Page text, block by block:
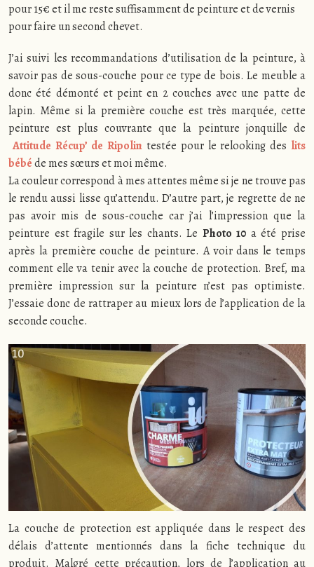
pour 15€ et il me reste suffisamment de peinture et de vernis
pour faire un second chevet.
J’ai suivi les recommandations d’utilisation de la peinture, à
savoir pas de sous-couche pour ce type de bois. Le meuble a
donc été démonté et peint en 2 couches avec une patte de
lapin. Même si la première couche est très marquée, cette
peinture est plus couvrante que la peinture jonquille de
Attitude Récup’ de Ripolin testée pour le relooking des lits
bébéde mes sœurs et moi même.
La couleur correspond à mes attentes même si je ne trouve pas
le rendu aussi lisse qu’attendu. D’autre part, je regrette de ne
pas avoir mis de sous-couche car j’ai l’impression que la
peinture est fragile sur les chants. Le Photo 10 a été prise
après la première couche de peinture. A voir dans le temps
comment elle va tenir avec la couche de protection. Bref, ma
première impression sur la peinture n’est pas optimiste.
J’essaie donc de rattraper au mieux lors de l’application de la
seconde couche.
La couche de protection est appliquée dans le respect des
délais d’attente mentionnés dans la fiche technique du
produit. Malgré cette précaution, lors de l’application au